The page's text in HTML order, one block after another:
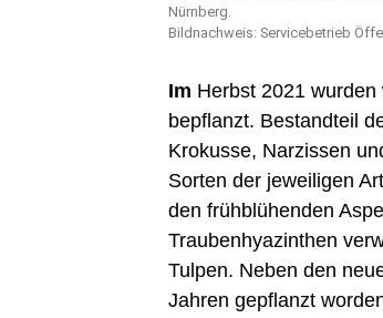
Nürnberg.
Bildnachweis: Servicebetrieb
Im Herbst 2021
bepflanzt. Bestandteil
Krokusse, Narzissen
Sorten der jeweiligen
den frühblühenden
Traubenhyazinthen
Tulpen. Neben den
Jahren gepflanzt